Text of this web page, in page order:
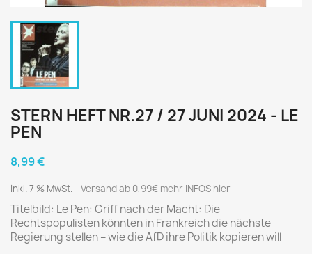
STERN HEFT NR.27 / 27 JUNI 2024 - LE
PEN
8,99 €
inkl. 7 % MwSt. Versand ab 0,99€ mehr INFOS hier
Titelbild: Le Pen: Griff nach der Macht: Die
Rechtspopulisten könnten in Frankreich die nächste
Regierung stellen – wie die AfD ihre Politik kopieren will